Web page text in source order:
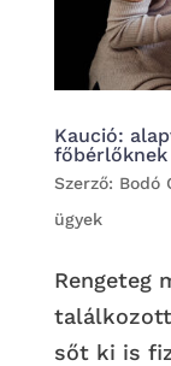
Kaució:
főbérlőknek
Szerző: Bodó
ügyek
Rengeteg
sőt ki is